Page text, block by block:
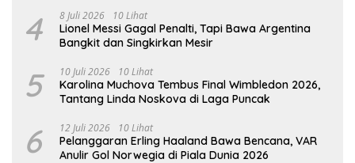
4 8 Juli 2026 10 Lihat
Lionel Messi Gagal Penalti, Tapi Bawa Argentina
Bangkit dan Singkirkan Mesir
5 10 Juli 2026 10 Lihat
Karolina Muchova Tembus Final Wimbledon 2026,
Tantang Linda Noskova di Laga Puncak
6 12 Juli 2026 10 Lihat
Pelanggaran Erling Haaland Bawa Bencana, VAR
Anulir Gol Norwegia di Piala Dunia 2026